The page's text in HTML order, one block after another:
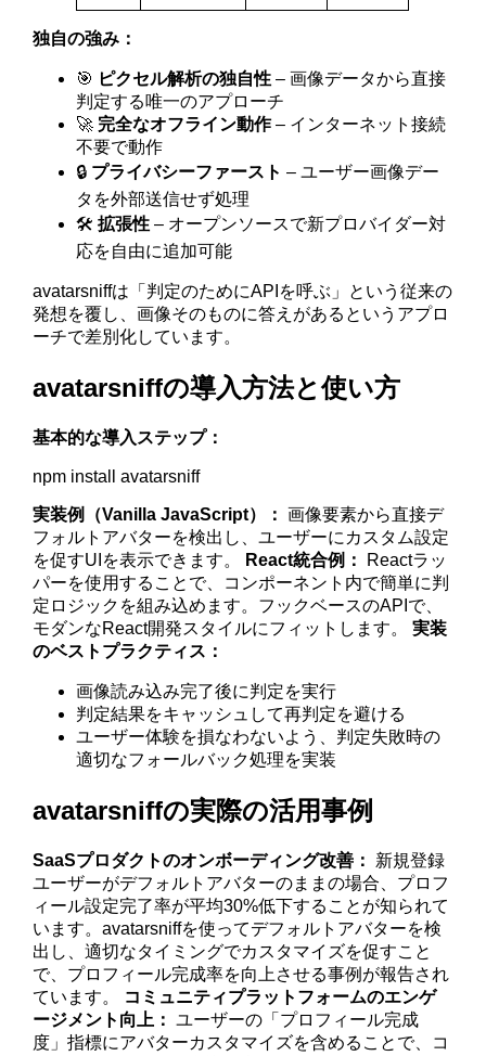
独自の強み：
🎯 ピクセル解析の独自性 – 画像データから直接
判定する唯一のアプローチ
🚀 完全なオフライン動作– インターネット接続
不要で動作
🔒 プライバシーファースト – ユーザー画像デー
タを外部送信せず処理
🛠️拡張性 – オープンソースで新プロバイダー対
応を自由に追加可能
avatarsniffは「判定のためにAPIを呼ぶ」という従来の
発想を覆し、画像そのものに答えがあるというアプロ
ーチで差別化しています。
avatarsniffの導入方法と使い方
基本的な導入ステップ：
npm install avatarsniff
実装例（Vanilla JavaScript）： 画像要素から直接デ
フォルトアバターを検出し、ユーザーにカスタム設定
を促すUIを表示できます。
React統合例：
Reactラッ
パーを使用することで、コンポーネント内で簡単に判
定ロジックを組み込めます。フックベースのAPIで、
モダンなReact開発スタイルにフィットします。実装
のベストプラクティス：
画像読み込み完了後に判定を実行
判定結果をキャッシュして再判定を避ける
ユーザー体験を損なわないよう、判定失敗時の
適切なフォールバック処理を実装
avatarsniffの実際の活用事例
SaaSプロダクトのオンボーディング改善：
新規登録
ユーザーがデフォルトアバターのままの場合、プロフ
ィール設定完了率が平均30%低下することが知られて
います。avatarsniffを使ってデフォルトアバターを検
出し、適切なタイミングでカスタマイズを促すこと
で、プロフィール完成率を向上させる事例が報告され
ています。 コミュニティプラットフォームのエンゲ
ージメント向上： ユーザーの「プロフィール完成
度」指標にアバターカスタマイズを含めることで、コ